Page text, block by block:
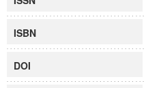
ISBN
DOI